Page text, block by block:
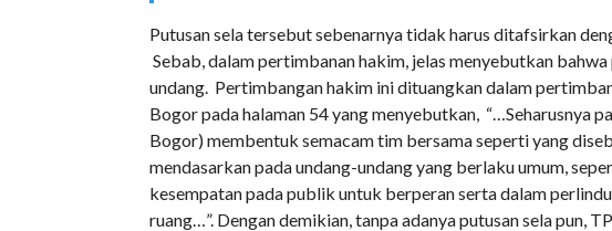
Putusan sela tersebut sebenarnya tidak harus ditafsirkan
Sebab, dalam pertimbanan hakim, jelas menyebutkan
undang. Pertimbangan hakim ini dituangkan dalam
Bogor pada halaman 54 yang menyebutkan, “…Seharusnya
Bogor) membentuk semacam tim bersama seperti yang
mendasarkan pada undang-undang yang berlaku umum,
kesempatan pada publik untuk berperan serta dalam
ruang…”. Dengan demikian, tanpa adanya putusan sela pun,